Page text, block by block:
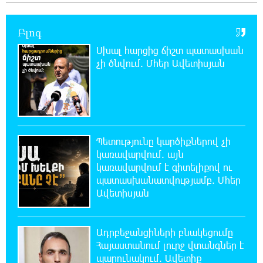
22:07:09 8-08-2026
Արտակարգ դեպք՝ Երևանում․ կոտրել են
շենքի պատուհաններն ու դռները
21:48:41 8-08-2026
Ալիևն ու Թրամփը հեռախոսազրույց են
ունեցել
21:29:45 8-08-2026
«Ինտեր»-ը հաղթեց «Յուվենտուս»-ին
21:10:46 8-08-2026
Քրեական վարույթի շրջանակում անձի
անձնական և ընտանեկան կյանքին առնչվող
տվյալների անհարկի հրապարակումն անթույլատրելի է.
ՄԻՊ
20:51:38 8-08-2026
Բլոգ
Սխալ հարցից ճիշտ պատասխան
չի ծնվում. Մհեր Ավետիսյան
Պետությունը կարծիքներով չի
կառավարվում. այն
կառավարվում է գիտելիքով ու
պատասխանատվությամբ. Մհեր
Ավետիսյան
Ադրբեջանցիների բնակեցումը
Հայաստանում լուրջ վտանգներ է
պարունակում. Ավետիք